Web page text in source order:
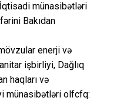
münasibətləri
Bakıdan
enerji və
işbirliyi, Dağlıq
haqları və
münasibətləri olfcfq: